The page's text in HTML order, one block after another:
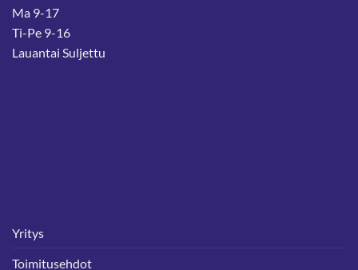
Ma 9-17
Ti-Pe 9-16
Lauantai Suljettu
Yritys
Toimitusehdot